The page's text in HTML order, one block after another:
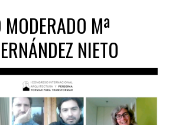
Mª
NIETO